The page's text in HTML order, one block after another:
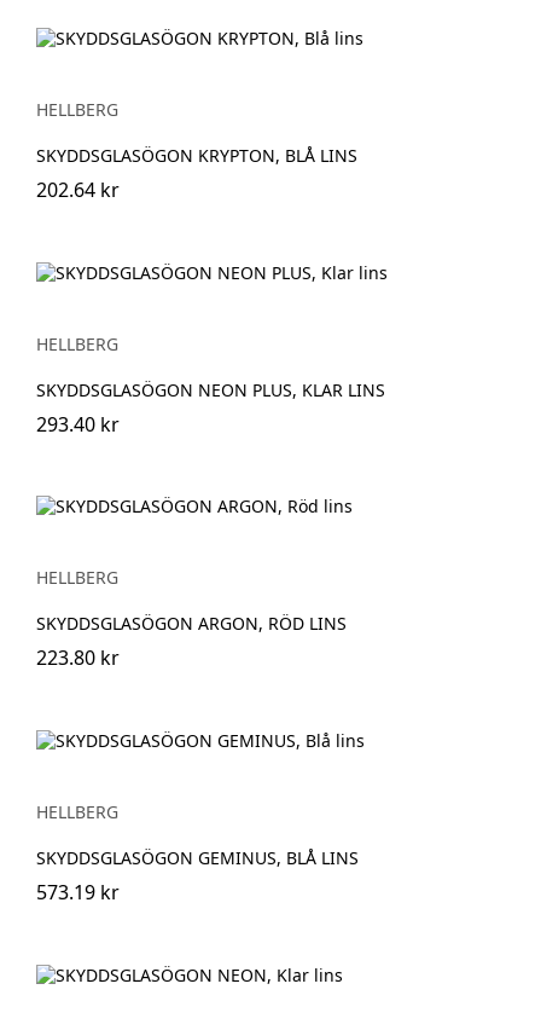
HELLBERG
SKYDDSGLASÖGON KRYPTON, BLÅ LINS
202.64 kr
HELLBERG
SKYDDSGLASÖGON NEON PLUS, KLAR LINS
293.40 kr
HELLBERG
SKYDDSGLASÖGON ARGON, RÖD LINS
223.80 kr
HELLBERG
SKYDDSGLASÖGON GEMINUS, BLÅ LINS
573.19 kr